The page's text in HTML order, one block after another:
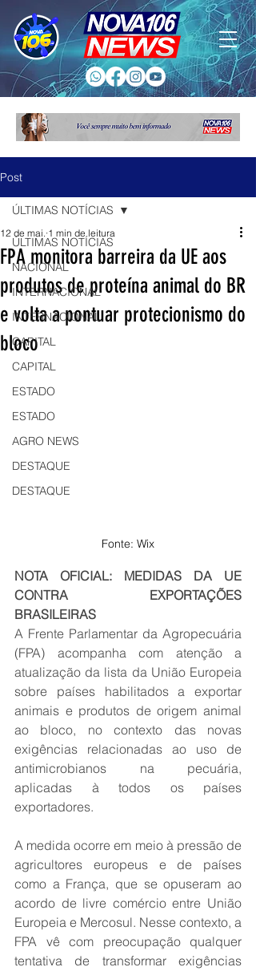
Post
ÚLTIMAS NOTÍCIAS
NACIONAL
INTERNACIONAL
INTERNACIONAL
CAPITAL
CAPITAL
ESTADO
ESTADO
AGRO NEWS
DESTAQUE
DESTAQUE
ÚLTIMAS NOTÍCIAS
FPA monitora barreira da UE aos
produtos de proteína animal do BR
e volta a pontuar protecionismo do
bloco
12 de mai. 1 min de leitura
Fonte: Wix
NOTA OFICIAL: MEDIDAS DA UE
CONTRA EXPORTAÇÕES
BRASILEIRAS
A Frente Parlamentar da Agropecuária
(FPA) acompanha com atenção a
atualização da lista da União Europeia
sobre países habilitados a exportar
animais e produtos de origem animal
ao bloco, no contexto das novas
exigências relacionadas ao uso de
antimicrobianos na pecuária,
aplicadas à todos os países
exportadores.
A medida ocorre em meio à pressão de
agricultores europeus e de países
como a França, que se opuseram ao
acordo de livre comércio entre União
Europeia e Mercosul. Nesse contexto, a
FPA vê com preocupação qualquer
tentativa de transformar exigências